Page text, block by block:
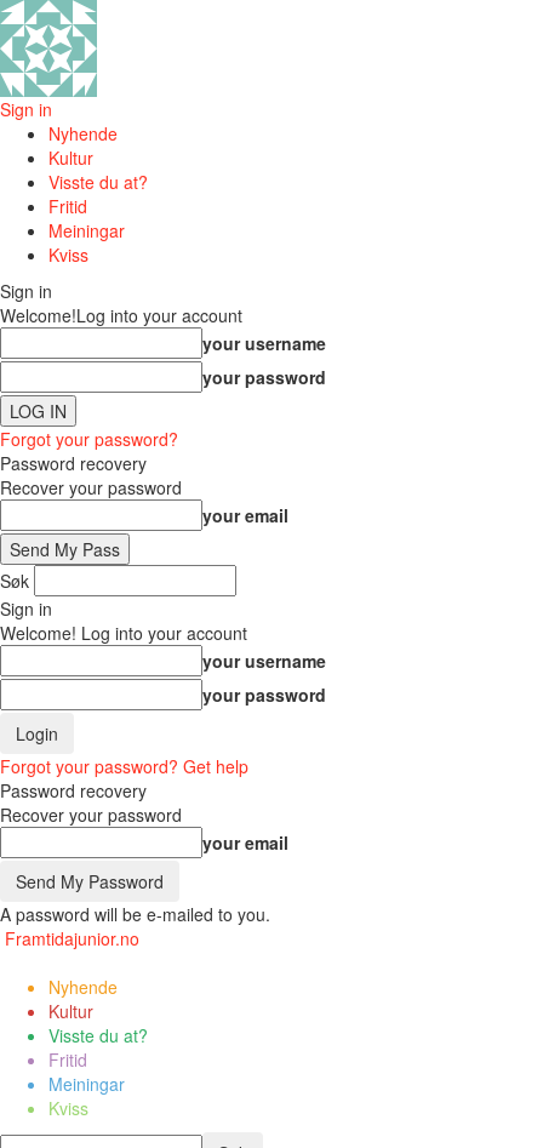
Sign in
Nyhende
Kultur
Visste du at?
Fritid
Meiningar
Kviss
Sign in
Welcome!Log into your account
your username
your password
Forgot your password?
Password recovery
Recover your password
your email
Søk
Sign in
Welcome! Log into your account
your username
your password
Forgot your password? Get help
Password recovery
Recover your password
your email
A password will be e-mailed to you.
Framtidajunior.no
Nyhende
Kultur
Visste du at?
Fritid
Meiningar
Kviss